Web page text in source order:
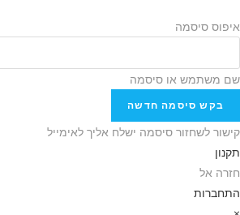
איפוס סיסמה
שם משתמש או סיסמה
בקש סיסמה חדשה
קישור לשחזור סיסמה ישלח אליך לאימייל
תקנון
חזרה אל
התחברות